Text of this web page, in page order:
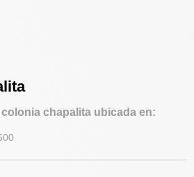
chapalita ubicada en: